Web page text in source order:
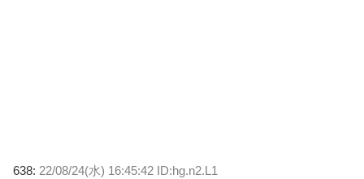
638: 22/08/24(水) 16:45:42 ID:hg.n2.L1